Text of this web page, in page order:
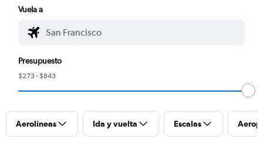
Vuela a
Presupuesto
$273 - $843
Aerolíneas Ida y vuelta Escalas